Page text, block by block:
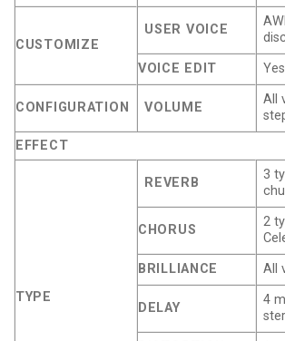
CUSTOMIZE
USER VOICE
VOICE EDIT
Yes
CONFIGURATION VOLUME
All
EFFECT
TYPE
REVERB
3
CHORUS
2
BRILLIANCE
All
DELAY
4